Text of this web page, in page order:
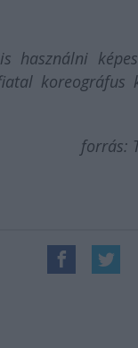
használni
koreográfus
forrás: